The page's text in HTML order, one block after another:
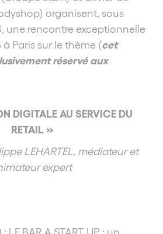
organisent, sous
une rencontre exceptionnelle
Paris sur le thème (cet
réservé aux
DIGITALE AU SERVICE DU
RETAIL »
LEHARTEL, médiateur et
expert
LE BAR A START UP : un